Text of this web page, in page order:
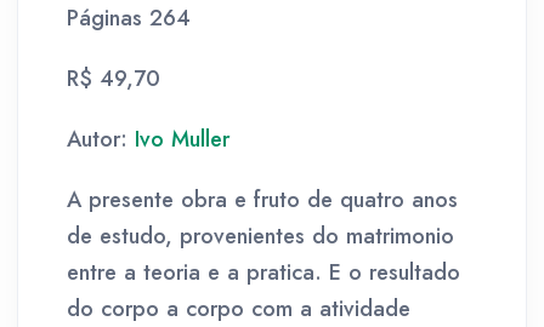
Páginas 264
R$ 49,70
Autor: Ivo Muller
A presente obra e fruto de quatro anos
de estudo, provenientes do matrimonio
entre a teoria e a pratica. E o resultado
do corpo a corpo com a atividade